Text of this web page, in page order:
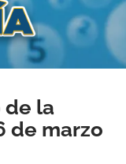
de la
de marzo